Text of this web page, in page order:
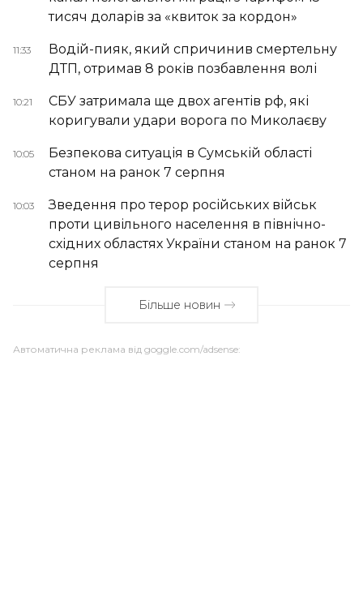
тисяч доларів за «квиток за кордон»
11:33
Водій-пияк, який спричинив смертельну
ДТП, отримав 8 років позбавлення волі
10:21
СБУ затримала ще двох агентів рф, які
коригували удари ворога по Миколаєву
10:05
Безпекова ситуація в Сумській області
станом на ранок 7 серпня
10:03
Зведення про терор російських військ
проти цивільного населення в північно-
східних областях України станом на ранок 7
серпня
Більше новин
Автоматична реклама від goggle.com/adsense: